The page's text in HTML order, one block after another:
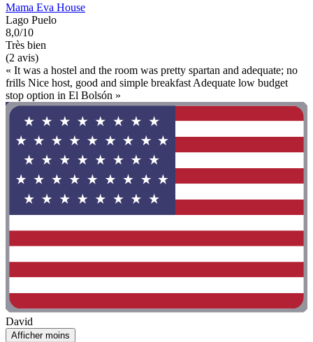
Mama Eva House
Lago Puelo
8,0/10
Très bien
(2 avis)
« It was a hostel and the room was pretty spartan and adequate; no
frills Nice host, good and simple breakfast Adequate low budget
stop option in El Bolsón »
David
Afficher moins